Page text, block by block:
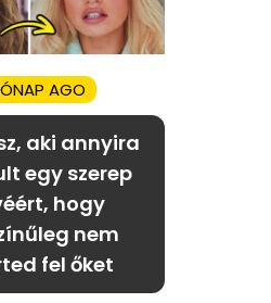
AGO
aki annyira
egy szerep
hogy
nem
fel őket